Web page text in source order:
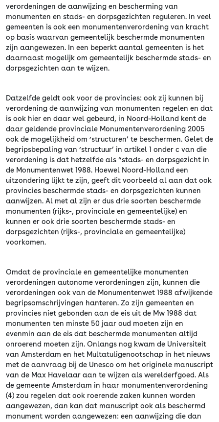
verordeningen de aanwijzing en bescherming van
monumenten en stads- en dorpsgezichten reguleren. In veel
gemeenten is ook een monumentenverordening van kracht
op basis waarvan gemeentelijk beschermde monumenten
zijn aangewezen. In een beperkt aantal gemeenten is het
daarnaast mogelijk om gemeentelijk beschermde stads- en
dorpsgezichten aan te wijzen.
Datzelfde geldt ook voor de provincies: ook zij kunnen bij
verordening de aanwijzing van monumenten regelen en dat
is ook hier en daar wel gebeurd, in Noord-Holland kent de
daar geldende provinciale Monumentenverordening 2005
ook de mogelijkheid om ‘structuren’ te beschermen. Gelet de
begripsbepaling van ‘structuur’ in artikel 1 onder c van die
verordening is dat hetzelfde als “stads- en dorpsgezicht in
de Monumentenwet 1988. Hoewel Noord-Holland een
uitzondering lijkt te zijn, geeft dit voorbeeld al aan dat ook
provincies beschermde stads- en dorpsgezichten kunnen
aanwijzen. Al met al zijn er dus drie soorten beschermde
monumenten (rijks-, provinciale en gemeentelijke) en
kunnen er ook drie soorten beschermde stads- en
dorpsgezichten (rijks-, provinciale en gemeentelijke)
voorkomen.
Omdat de provinciale en gemeentelijke monumenten
verordeningen autonome verordeningen zijn, kunnen die
verordeningen ook van de Monumentenwet 1988 afwijkende
begripsomschrijvingen hanteren. Zo zijn gemeenten en
provincies niet gebonden aan de eis uit de Mw 1988 dat
monumenten ten minste 50 jaar oud moeten zijn en
evenmin aan de eis dat beschermde monumenten altijd
onroerend moeten zijn. Onlangs nog kwam de Universiteit
van Amsterdam en het Multatuligenootschap in het nieuws
met de aanvraag bij de Unesco om het originele manuscript
van de Max Havelaar aan te wijzen als werelderfgoed. Als
de gemeente Amsterdam in haar monumentenverordening
(4) zou regelen dat ook roerende zaken kunnen worden
aangewezen, dan kan dat manuscript ook als beschermd
monument worden aangewezen: een aanwijzing die dan